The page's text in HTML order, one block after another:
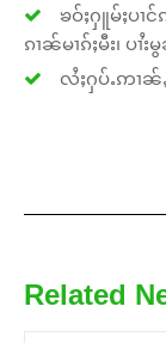
ၶဝ်ႈႁူမ်ႈပၢင်
ၵၢၼ်မၢၵ်ႈမီး၊ ပ
လႆႈႁပ်ႉဢၢၼ်
Related